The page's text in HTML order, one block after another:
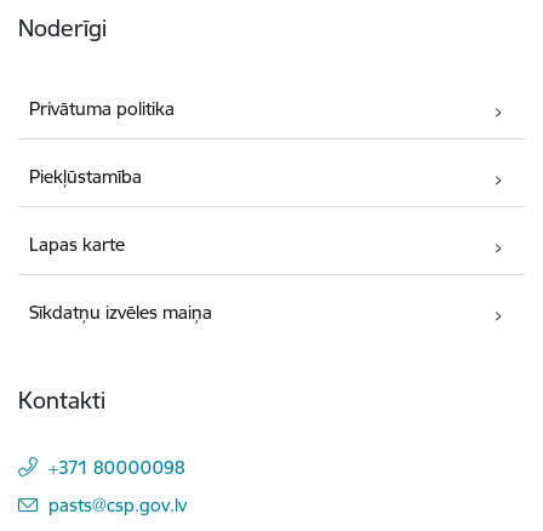
Noderīgi
Privātuma politika
Piekļūstamība
Lapas karte
Sīkdatņu izvēles maiņa
Kontakti
+371 80000098
E-pasts:
pasts@csp.gov.lv